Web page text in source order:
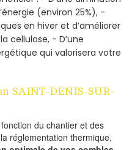
(environ 25%), -
en hiver et d’améliorer
cellulose, - D’une
qui valorisera votre
SAINT-DENIS-SUR-
du chantier et des
réglementation thermique,